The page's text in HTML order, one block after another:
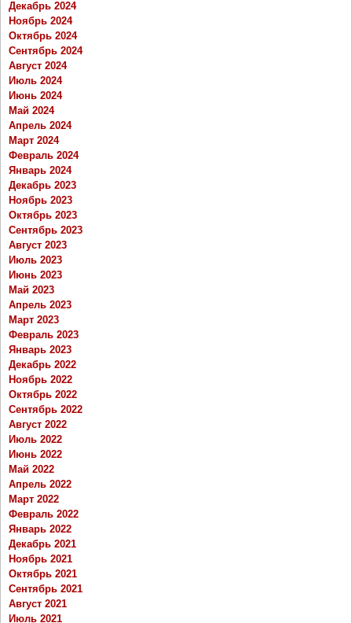
Декабрь 2024
Ноябрь 2024
Октябрь 2024
Сентябрь 2024
Август 2024
Июль 2024
Июнь 2024
Май 2024
Апрель 2024
Март 2024
Февраль 2024
Январь 2024
Декабрь 2023
Ноябрь 2023
Октябрь 2023
Сентябрь 2023
Август 2023
Июль 2023
Июнь 2023
Май 2023
Апрель 2023
Март 2023
Февраль 2023
Январь 2023
Декабрь 2022
Ноябрь 2022
Октябрь 2022
Сентябрь 2022
Август 2022
Июль 2022
Июнь 2022
Май 2022
Апрель 2022
Март 2022
Февраль 2022
Январь 2022
Декабрь 2021
Ноябрь 2021
Октябрь 2021
Сентябрь 2021
Август 2021
Июль 2021